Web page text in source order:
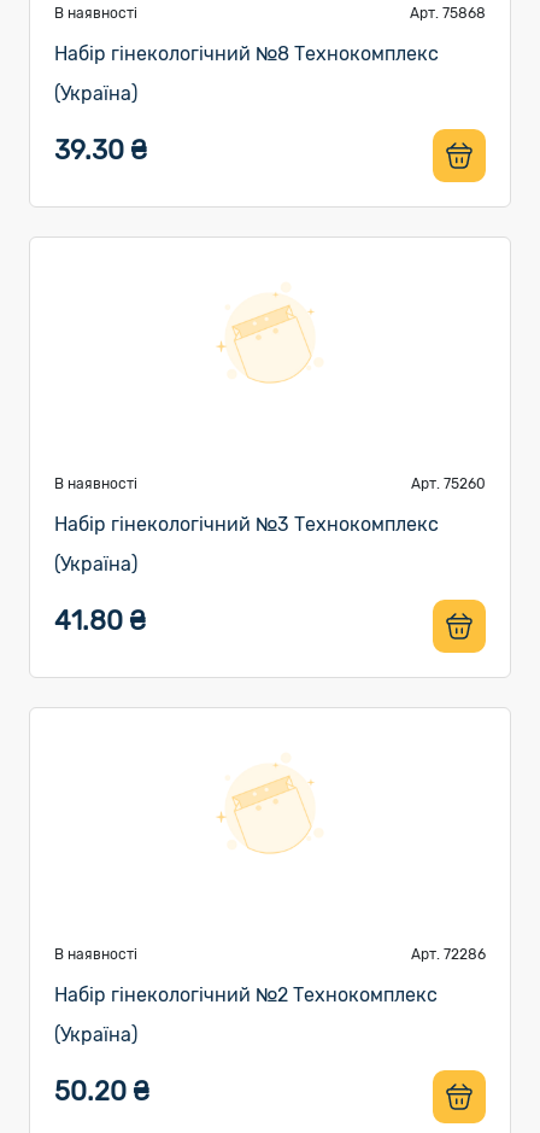
В наявності Арт. 75868
Набір гінекологічний №8 Технокомплекс
(Україна)
39.30 ₴
В наявності Арт. 75260
Набір гінекологічний №3 Технокомплекс
(Україна)
41.80 ₴
В наявності Арт. 72286
Набір гінекологічний №2 Технокомплекс
(Україна)
50.20 ₴